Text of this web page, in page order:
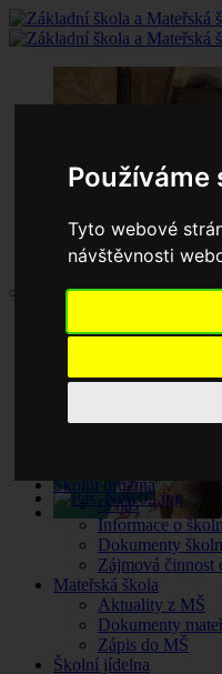
Používáme
Tyto webové
návštěvnosti
Základní škola
Dokumenty
Jednací řád
Školní družina
O nás
Informace o
Dokumenty
Zájmová činnost
Mateřská škola
Aktuality z MŠ
Dokumenty
Zápis do MŠ
Školní jídelna